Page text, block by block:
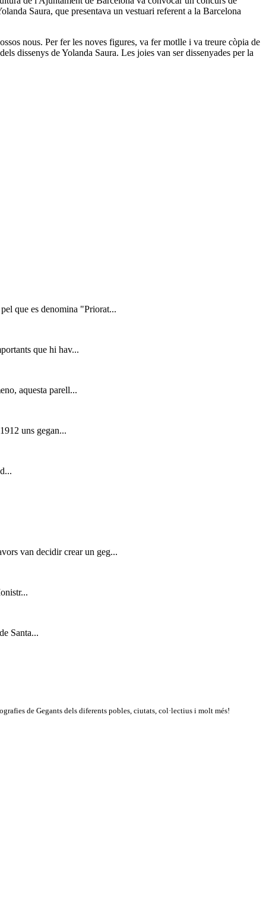
Saura, que presentava un vestuari referent a la Barcelona
nous. Per fer les noves figures, va fer motlle i va treure còpia de
dissenys de Yolanda Saura. Les joies van ser dissenyades per la
que es denomina "Priorat...
que hi hav...
aquesta parell...
uns gegan...
van decidir crear un geg...
Santa...
de Gegants dels diferents pobles, ciutats, col·lectius i molt més!